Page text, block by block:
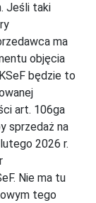
Jeśli taki
ma
objęcia
będzie to
art. 106ga
sprzedaż na
2026 r.
Nie ma tu
tego